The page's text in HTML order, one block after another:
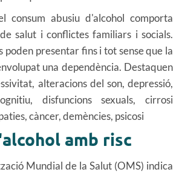
consum abusiu d'alcohol comporta
salut i conflictes familiars i socials.
poden presentar fins i tot sense que la
una dependència. Destaquen
alteracions del son, depressió,
disfuncions sexuals, cirrosi
càncer, demències, psicosi
amb risc
Mundial de la Salut (OMS) indica